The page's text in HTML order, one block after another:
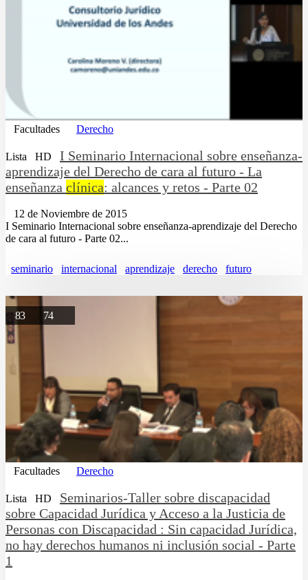
Facultades Derecho
Lista HD
I Seminario Internacional sobre enseñanza-
aprendizaje del Derecho de cara al futuro - La
enseñanza clínica: alcances y retos - Parte 02
12 de Noviembre de 2015
I Seminario Internacional sobre enseñanza-aprendizaje del Derecho
de cara al futuro - Parte 02...
seminario internacional aprendizaje derecho futuro
83 74
Facultades Derecho
Lista HD
Seminarios-Taller sobre discapacidad
sobre Capacidad Jurídica y Acceso a la Justicia de
Personas con Discapacidad : Sin capacidad Jurídica,
no hay derechos humanos ni inclusión social - Parte
1